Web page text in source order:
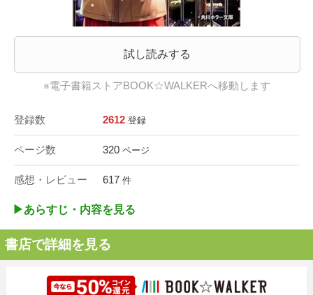
試し読みする
※電子書籍ストアBOOK☆WALKERへ移動します
登録数 2612 登録
ページ数 320 ページ
感想・レビュー 617 件
▶︎あらすじ・内容を見る
書店で詳細を見る